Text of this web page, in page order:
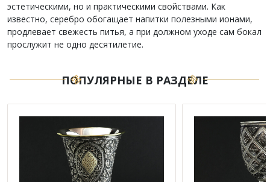
эстетическими, но и практическими свойствами. Как
известно, серебро обогащает напитки полезными ионами,
продлевает свежесть питья, а при должном уходе сам бокал
прослужит не одно десятилетие.
ПОПУЛЯРНЫЕ В РАЗДЕЛЕ